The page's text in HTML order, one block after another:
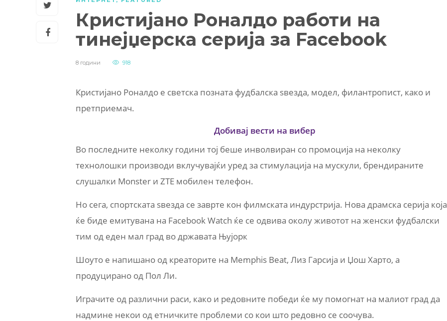
Кристијано Роналдо работи на
тинејџерска серија за Facebook
8 години 918
Кристијано Роналдо е светска позната фудбалска ѕвезда, модел, филантропист, како и
претприемач.
Добивај вести на вибер
Во последните неколку години тој беше инволвиран со промоција на неколку
технолошки производи вклучувајќи уред за стимулација на мускули, брендираните
слушалки Monster и ZTE мобилен телефон.
Но сега, спортската ѕвезда се заврте кон филмската индурстрија. Нова драмска серија која
ќе биде емитувана на Facebook Watch ќе се одвива околу животот на женски фудбалски
тим од еден мал град во државата Њујорк
Шоуто е напишано од креаторите на Memphis Beat, Лиз Гарсија и Џош Харто, а
продуцирано од Пол Ли.
Играчите од различни раси, како и редовните победи ќе му помогнат на малиот град да
надмине некои од етничките проблеми со кои што редовно се соочува.